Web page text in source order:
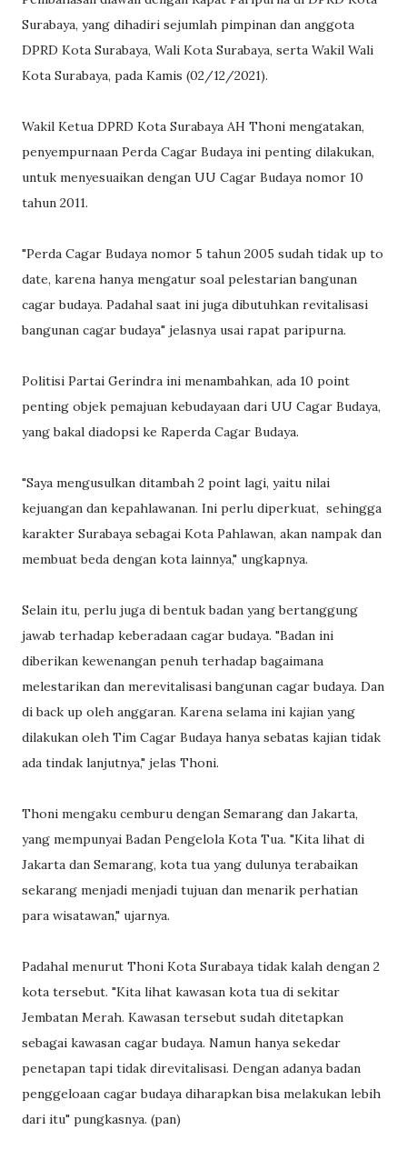
Surabaya, yang dihadiri sejumlah pimpinan dan anggota
DPRD Kota Surabaya, Wali Kota Surabaya, serta Wakil Wali
Kota Surabaya, pada Kamis (02/12/2021).
Wakil Ketua DPRD Kota Surabaya AH Thoni mengatakan,
penyempurnaan Perda Cagar Budaya ini penting dilakukan,
untuk menyesuaikan dengan UU Cagar Budaya nomor 10
tahun 2011.
"Perda Cagar Budaya nomor 5 tahun 2005 sudah tidak up to
date, karena hanya mengatur soal pelestarian bangunan
cagar budaya. Padahal saat ini juga dibutuhkan revitalisasi
bangunan cagar budaya" jelasnya usai rapat paripurna.
Politisi Partai Gerindra ini menambahkan, ada 10 point
penting objek pemajuan kebudayaan dari UU Cagar Budaya,
yang bakal diadopsi ke Raperda Cagar Budaya.
"Saya mengusulkan ditambah 2 point lagi, yaitu nilai
kejuangan dan kepahlawanan. Ini perlu diperkuat, sehingga
karakter Surabaya sebagai Kota Pahlawan, akan nampak dan
membuat beda dengan kota lainnya," ungkapnya.
Selain itu, perlu juga di bentuk badan yang bertanggung
jawab terhadap keberadaan cagar budaya. "Badan ini
diberikan kewenangan penuh terhadap bagaimana
melestarikan dan merevitalisasi bangunan cagar budaya. Dan
di back up oleh anggaran. Karena selama ini kajian yang
dilakukan oleh Tim Cagar Budaya hanya sebatas kajian tidak
ada tindak lanjutnya," jelas Thoni.
Thoni mengaku cemburu dengan Semarang dan Jakarta,
yang mempunyai Badan Pengelola Kota Tua. "Kita lihat di
Jakarta dan Semarang, kota tua yang dulunya terabaikan
sekarang menjadi menjadi tujuan dan menarik perhatian
para wisatawan," ujarnya.
Padahal menurut Thoni Kota Surabaya tidak kalah dengan 2
kota tersebut. "Kita lihat kawasan kota tua di sekitar
Jembatan Merah. Kawasan tersebut sudah ditetapkan
sebagai kawasan cagar budaya. Namun hanya sekedar
penetapan tapi tidak direvitalisasi. Dengan adanya badan
penggeloaan cagar budaya diharapkan bisa melakukan lebih
dari itu" pungkasnya. (pan)